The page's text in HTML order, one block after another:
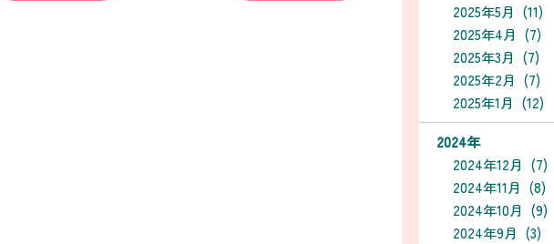
2025年5月 (11)
2025年4月 (7)
2025年3月 (7)
2025年2月 (7)
2025年1月 (12)
2024年
2024年12月 (7)
2024年11月 (8)
2024年10月 (9)
2024年9月 (3)